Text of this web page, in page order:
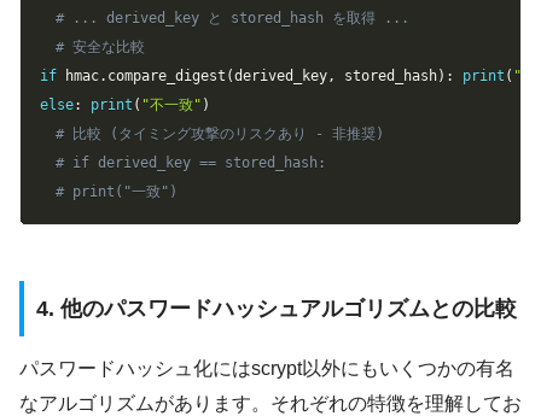
# ... derived_key と stored_hash を取得 ...
# 安全な比較
if hmac. compare_digest (derived_key, stored_hash) : print ( "一
else: print ( "不一致" )
# 比較 (タイミング攻撃のリスクあり - 非推奨)
# if derived_key == stored_hash:
# print("一致")
4. 他のパスワードハッシュアルゴリズムとの比較
パスワードハッシュ化にはscrypt以外にもいくつかの有名
なアルゴリズムがあります。それぞれの特徴を理解してお